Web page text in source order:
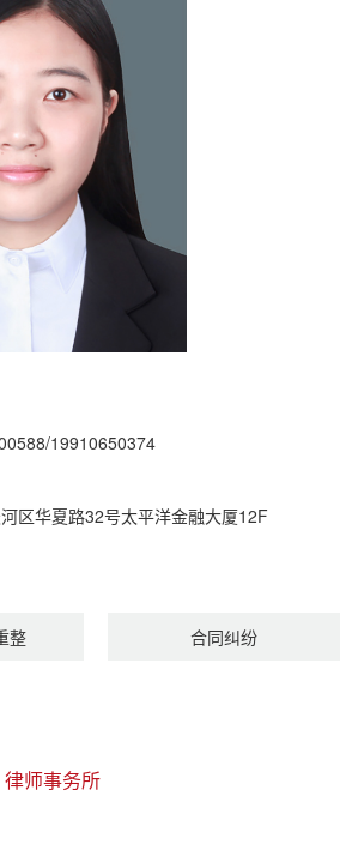
19910650374
区华夏路32号太平洋金融大厦12F
整 合同纠纷
师事务所